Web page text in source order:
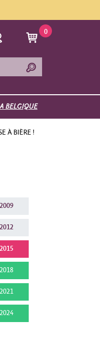
0
BELGIQUE
À BIÈRE !
2009
2012
2015
2018
2021
2024